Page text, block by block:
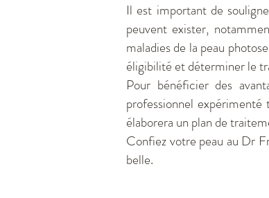
Il est important de
peuvent exister,
maladies de la peau
éligibilité et déterminer le
Pour bénéficier des
professionnel
élaborera un plan de
Confiez votre peau au Dr
belle.